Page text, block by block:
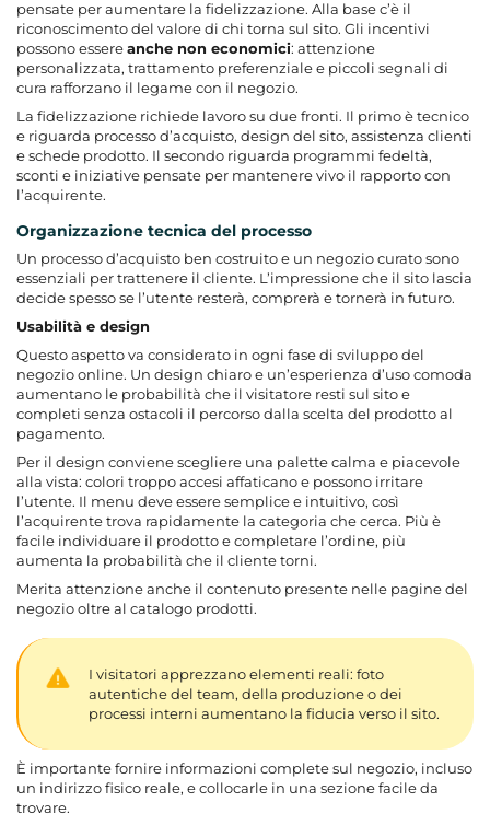
pensate per aumentare la fidelizzazione. Alla base c’è il
riconoscimento del valore di chi torna sul sito. Gli incentivi
possono essereanche non economici: attenzione
personalizzata, trattamento preferenziale e piccoli segnali di
cura rafforzano il legame con il negozio.
La fidelizzazione richiede lavoro su due fronti. Il primo è tecnico
e riguarda processo d’acquisto, design del sito, assistenza clienti
e schede prodotto. Il secondo riguarda programmi fedeltà,
sconti e iniziative pensate per mantenere vivo il rapporto con
l’acquirente.
Organizzazione tecnica del processo
Un processo d’acquisto ben costruito e un negozio curato sono
essenziali per trattenere il cliente. L’impressione che il sito lascia
decide spesso se l’utente resterà, comprerà e tornerà in futuro.
Usabilità e design
Questo aspetto va considerato in ogni fase di sviluppo del
negozio online. Un design chiaro e un’esperienza d’uso comoda
aumentano le probabilità che il visitatore resti sul sito e
completi senza ostacoli il percorso dalla scelta del prodotto al
pagamento.
Per il design conviene scegliere una palette calma e piacevole
alla vista: colori troppo accesi affaticano e possono irritare
l’utente. Il menu deve essere semplice e intuitivo, così
l’acquirente trova rapidamente la categoria che cerca. Più è
facile individuare il prodotto e completare l’ordine, più
aumenta la probabilità che il cliente torni.
Merita attenzione anche il contenuto presente nelle pagine del
negozio oltre al catalogo prodotti.
I visitatori apprezzano elementi reali: foto
autentiche del team, della produzione o dei
processi interni aumentano la fiducia verso il sito.
È importante fornire informazioni complete sul negozio, incluso
un indirizzo fisico reale, e collocarle in una sezione facile da
trovare.